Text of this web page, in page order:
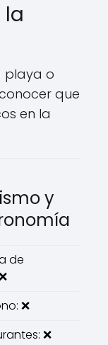
la
playa o
que
en la
y
de
❌
❌